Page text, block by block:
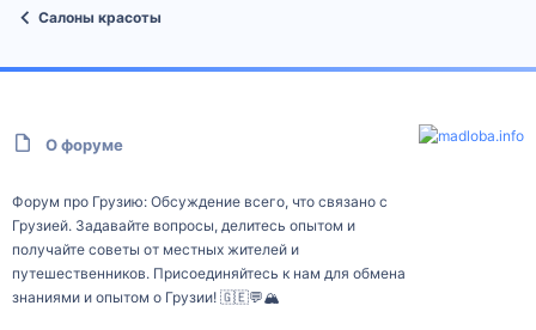
Салоны красоты
О форуме
Форум про Грузию: Обсуждение всего, что связано с
Грузией. Задавайте вопросы, делитесь опытом и
получайте советы от местных жителей и
путешественников. Присоединяйтесь к нам для обмена
знаниями и опытом о Грузии! 🇬🇪💬🏔️